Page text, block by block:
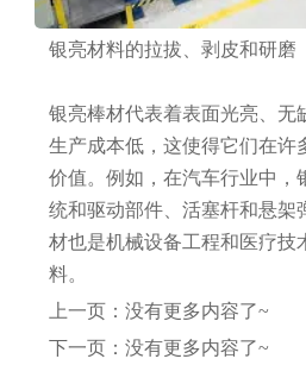
银亮材料的拉拔、剥皮和研磨
银亮棒材代表着表面光亮、无
生产成本低，这使得它们在许
价值。例如，在汽车行业中，
统和驱动部件、活塞杆和悬架
材也是机械设备工程和医疗技
料。
上一页：没有更多内容了~
下一页：没有更多内容了~